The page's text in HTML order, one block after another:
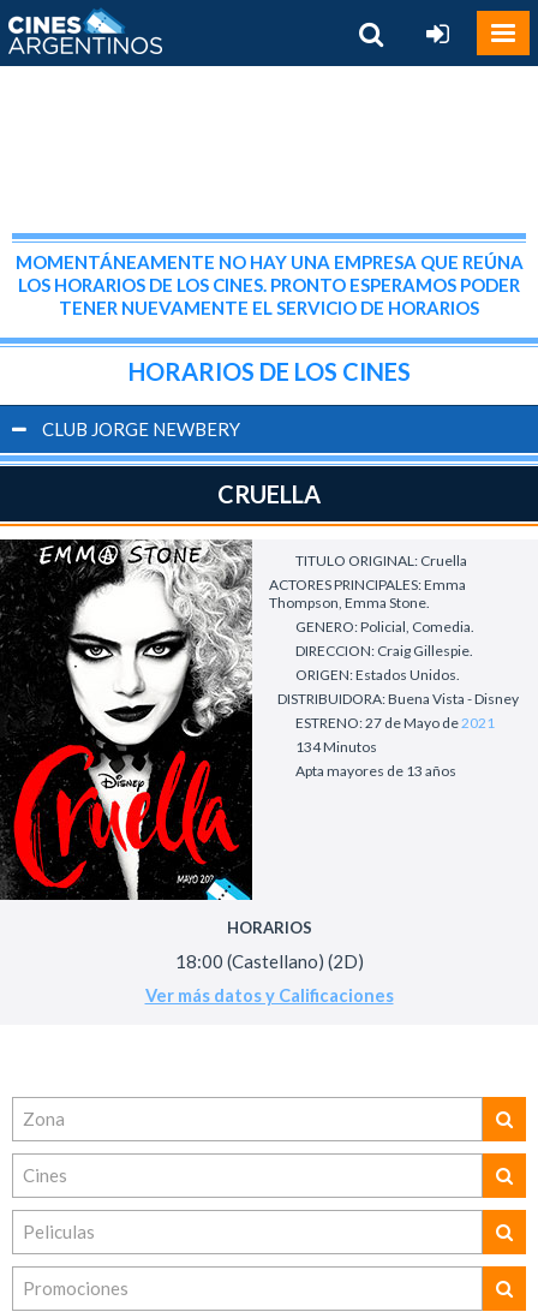
MOMENTÁNEAMENTE NO HAY UNA EMPRESA QUE REÚNA
LOS HORARIOS DE LOS CINES. PRONTO ESPERAMOS PODER
TENER NUEVAMENTE EL SERVICIO DE HORARIOS
HORARIOS DE LOS CINES
CLUB JORGE NEWBERY
CRUELLA
TITULO ORIGINAL: Cruella
ACTORES PRINCIPALES: Emma
Thompson, Emma Stone.
GENERO: Policial, Comedia.
DIRECCION: Craig Gillespie.
ORIGEN: Estados Unidos.
DISTRIBUIDORA: Buena Vista - Disney
ESTRENO: 27 de Mayo de2021
134 Minutos
Apta mayores de 13 años
HORARIOS
18:00 (Castellano) (2D)
Ver más datos y Calificaciones
Zona
Cines
Peliculas
Promociones